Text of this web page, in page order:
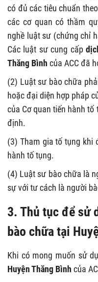
có đủ các tiêu chuẩn
các cơ quan có thầm
nghề luật sư (chứng chỉ
Các luật sư cung cấp
Thăng Bình của ACC đã
(2) Luật sư bào chữa
hoặc đại diện hợp pháp
của Cơ quan tiến hành
định.
(3) Tham gia tố tụng khi
hành tố tụng.
(4) Luật sư bào chữa là
sự với tư cách là người
3. Thủ tục để sử
bào chữa tại
Khi có mong muốn sử
Huyện Thăng Bình của